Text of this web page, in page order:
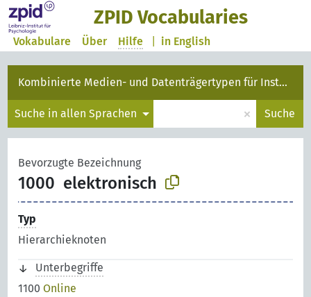
ZPID Vocabularies
in English
Vokabulare Über Hilfe
Kombinierte Medien- und Datenträgertypen für Instanzen
Suche in allen Sprachen × Suche
Bevorzugte Bezeichnung
1000 elektronisch
Typ
Hierarchieknoten
Unterbegriffe
1100Online